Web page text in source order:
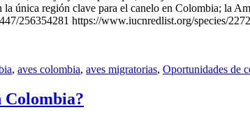
región clave para el canelo en Colombia; la
256354281 https://www.iucnredlist.org/species/
, aves colombia, aves migratorias, Oportunidades de
Colombia?